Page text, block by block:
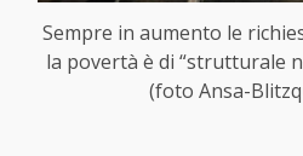
Sempre in aumento le
la povertà è di “strutturale
(foto Ansa-